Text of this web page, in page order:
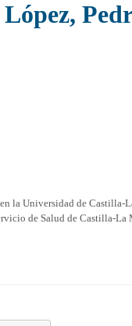
la Universidad de Castilla-
de Salud de Castilla-La